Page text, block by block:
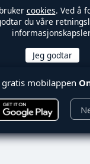
cookies. Ved å
du våre
mobilappen